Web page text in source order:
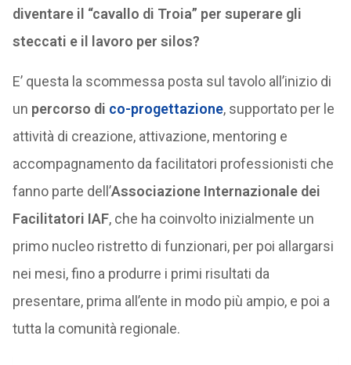
diventare il “cavallo di Troia” per superare gli
steccati e il lavoro per silos?
E’ questa la scommessa posta sul tavolo all’inizio di
un percorso di co-progettazione, supportato per le
attività di creazione, attivazione, mentoring e
accompagnamento da facilitatori professionisti che
fanno parte dell’Associazione Internazionale dei
Facilitatori IAF, che ha coinvolto inizialmente un
primo nucleo ristretto di funzionari, per poi allargarsi
nei mesi, fino a produrre i primi risultati da
presentare, prima all’ente in modo più ampio, e poi a
tutta la comunità regionale.